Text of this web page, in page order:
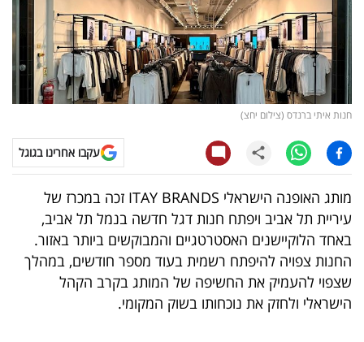
רכילות
עסקית
קריפטו
ויראלי
טלוויזיה
עסקי
ספורט
קריירה
ולימודים
חנות איתי ברנדס (צילום יחצ)
עקבו אחרינו בגוגל
מותג האופנה הישראלי ITAY BRANDS זכה במכרז של
עיריית תל אביב ויפתח חנות דגל חדשה בנמל תל אביב,
באחד הלוקיישנים האסטרטגיים והמבוקשים ביותר באזור.
החנות צפויה להיפתח רשמית בעוד מספר חודשים, במהלך
שצפוי להעמיק את החשיפה של המותג בקרב הקהל
הישראלי ולחזק את נוכחותו בשוק המקומי.